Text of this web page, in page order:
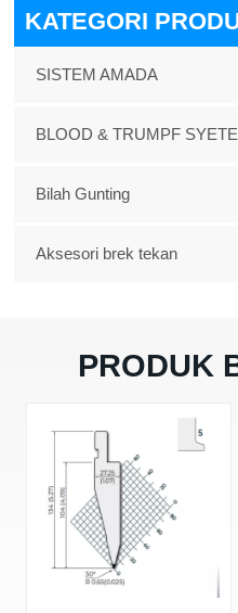
KATEGORI
SISTEM AMADA
BLOOD & TRUMPF
Bilah Gunting
Aksesori brek tekan
PRODUK